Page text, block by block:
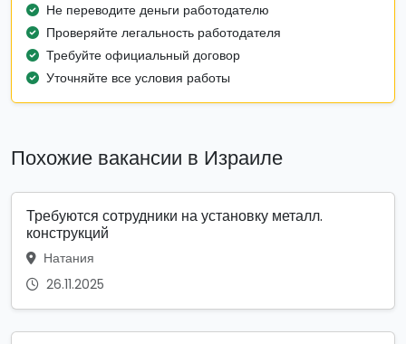
Не переводите деньги работодателю
Проверяйте легальность работодателя
Требуйте официальный договор
Уточняйте все условия работы
Похожие вакансии в Израиле
Требуются сотрудники на установку металл.
конструкций
Натания
26.11.2025